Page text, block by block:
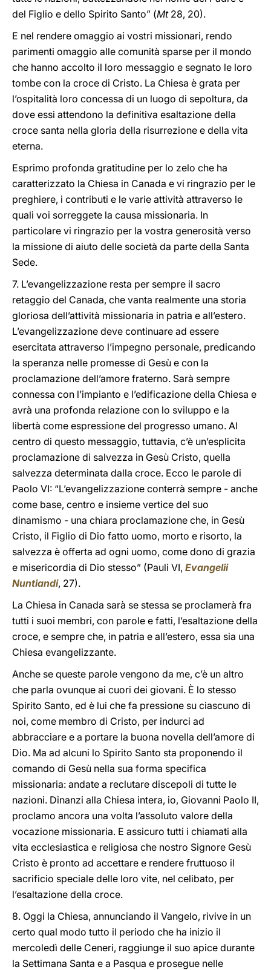
del Figlio e dello Spirito Santo” (Mt28, 20).
E nel rendere omaggio ai vostri missionari, rendo
parimenti omaggio alle comunità sparse per il mondo
che hanno accolto il loro messaggio e segnato le loro
tombe con la croce di Cristo. La Chiesa è grata per
l’ospitalità loro concessa di un luogo di sepoltura, da
dove essi attendono la definitiva esaltazione della
croce santa nella gloria della risurrezione e della vita
eterna.
Esprimo profonda gratitudine per lo zelo che ha
caratterizzato la Chiesa in Canada e vi ringrazio per le
preghiere, i contributi e le varie attività attraverso le
quali voi sorreggete la causa missionaria. In
particolare vi ringrazio per la vostra generosità verso
la missione di aiuto delle società da parte della Santa
Sede.
7. L’evangelizzazione resta per sempre il sacro
retaggio del Canada, che vanta realmente una storia
gloriosa dell’attività missionaria in patria e all’estero.
L’evangelizzazione deve continuare ad essere
esercitata attraverso l’impegno personale, predicando
la speranza nelle promesse di Gesù e con la
proclamazione dell’amore fraterno. Sarà sempre
connessa con l’impianto e l’edificazione della Chiesa e
avrà una profonda relazione con lo sviluppo e la
libertà come espressione del progresso umano. Al
centro di questo messaggio, tuttavia, c’è un’esplicita
proclamazione di salvezza in Gesù Cristo, quella
salvezza determinata dalla croce. Ecco le parole di
Paolo VI: “L’evangelizzazione conterrà sempre - anche
come base, centro e insieme vertice del suo
dinamismo - una chiara proclamazione che, in Gesù
Cristo, il Figlio di Dio fatto uomo, morto e risorto, la
salvezza è offerta ad ogni uomo, come dono di grazia
e misericordia di Dio stesso” (Pauli VI, Evangelii
Nuntiandi, 27).
La Chiesa in Canada sarà se stessa se proclamerà fra
tutti i suoi membri, con parole e fatti, l’esaltazione della
croce, e sempre che, in patria e all’estero, essa sia una
Chiesa evangelizzante.
Anche se queste parole vengono da me, c’è un altro
che parla ovunque ai cuori dei giovani. È lo stesso
Spirito Santo, ed è lui che fa pressione su ciascuno di
noi, come membro di Cristo, per indurci ad
abbracciare e a portare la buona novella dell’amore di
Dio. Ma ad alcuni lo Spirito Santo sta proponendo il
comando di Gesù nella sua forma specifica
missionaria: andate a reclutare discepoli di tutte le
nazioni. Dinanzi alla Chiesa intera, io, Giovanni Paolo II,
proclamo ancora una volta l’assoluto valore della
vocazione missionaria. E assicuro tutti i chiamati alla
vita ecclesiastica e religiosa che nostro Signore Gesù
Cristo è pronto ad accettare e rendere fruttuoso il
sacrificio speciale delle loro vite, nel celibato, per
l’esaltazione della croce.
8. Oggi la Chiesa, annunciando il Vangelo, rivive in un
certo qual modo tutto il periodo che ha inizio il
mercoledì delle Ceneri, raggiunge il suo apice durante
la Settimana Santa e a Pasqua e prosegue nelle